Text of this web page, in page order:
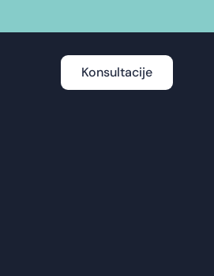
Konsultacije